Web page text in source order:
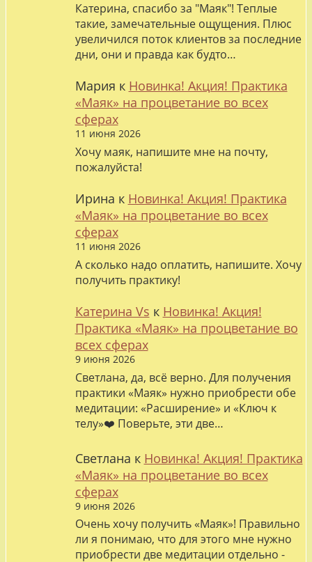
Катерина, спасибо за "Маяк"! Теплые
такие, замечательные ощущения. Плюс
увеличился поток клиентов за последние
дни, они и правда как будто…
Мария к Новинка! Акция! Практика
«Маяк» на процветание во всех
сферах
11 июня 2026
Хочу маяк, напишите мне на почту,
пожалуйста!
Ирина к Новинка! Акция! Практика
«Маяк» на процветание во всех
сферах
11 июня 2026
А сколько надо оплатить, напишите. Хочу
получить практику!
Катерина Vs к Новинка! Акция!
Практика «Маяк» на процветание во
всех сферах
9 июня 2026
Светлана, да, всё верно. Для получения
практики «Маяк» нужно приобрести обе
медитации: «Расширение» и «Ключ к
телу»❤️ Поверьте, эти две…
Светлана к Новинка! Акция! Практика
«Маяк» на процветание во всех
сферах
9 июня 2026
Очень хочу получить «Маяк»! Правильно
ли я понимаю, что для этого мне нужно
приобрести две медитации отдельно -